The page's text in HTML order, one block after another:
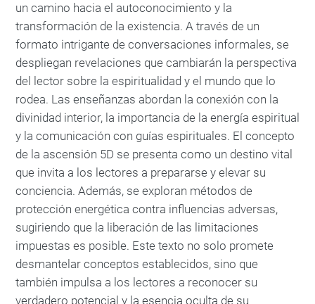
un camino hacia el autoconocimiento y la
transformación de la existencia. A través de un
formato intrigante de conversaciones informales, se
despliegan revelaciones que cambiarán la perspectiva
del lector sobre la espiritualidad y el mundo que lo
rodea. Las enseñanzas abordan la conexión con la
divinidad interior, la importancia de la energía espiritual
y la comunicación con guías espirituales. El concepto
de la ascensión 5D se presenta como un destino vital
que invita a los lectores a prepararse y elevar su
conciencia. Además, se exploran métodos de
protección energética contra influencias adversas,
sugiriendo que la liberación de las limitaciones
impuestas es posible. Este texto no solo promete
desmantelar conceptos establecidos, sino que
también impulsa a los lectores a reconocer su
verdadero potencial y la esencia oculta de su